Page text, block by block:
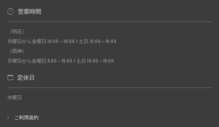
営業時間
（明石）
月曜日から金曜日 10:00～18:00 / 土日 10:00～19:00
（西神）
月曜日から金曜日 11:00～19:00 / 土日 10:00～19:00
定休日
水曜日
ご利用規約